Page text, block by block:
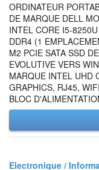
ORDINATEUR
DE MARQUE DELL
INTEL CORE I5-
DDR4 (1
M2 PCIE SATA SSD
EVOLUTIVE VERS
MARQUE INTEL UHD
GRAPHICS, RJ45,
BLOC
Electronique /